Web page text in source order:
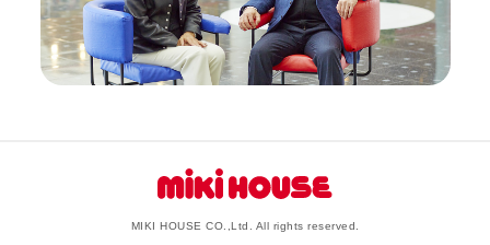
MIKI HOUSE CO.,Ltd. All rights reserved.